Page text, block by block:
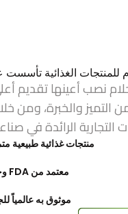
الغذائية تأسست عام 1974 في ريف
نصب أعينها تقديم
والخبرة، ومن
التجارية الرائدة في
منتجات غذائية طبيعية
معتمد من FDA وحلال
موثوق به عالمياً